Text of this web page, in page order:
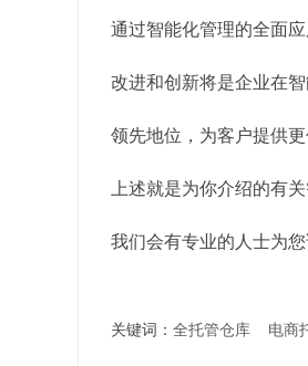
通过智能化管理的全面
改进和创新将是企业在
领先地位，为客户提供
上述就是为你介绍的有
我们会有专业的人士为
关键词： 全托管仓库 电商